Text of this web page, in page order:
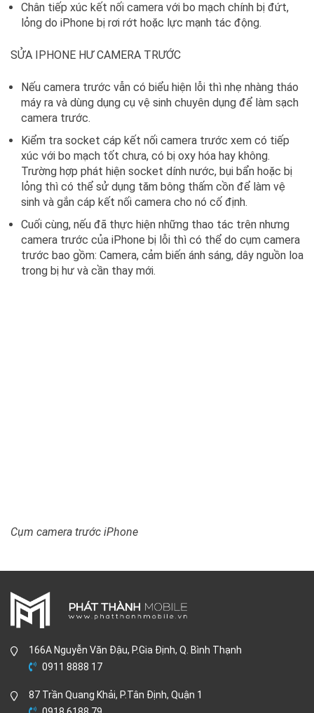
Chân tiếp xúc kết nối camera với bo mạch chính bị đứt,
lỏng do iPhone bị rơi rớt hoặc lực mạnh tác động.
SỬA IPHONE HƯ CAMERA TRƯỚC
Nếu camera trước vẫn có biểu hiện lỗi thì nhẹ nhàng tháo
máy ra và dùng dụng cụ vệ sinh chuyên dụng để làm sạch
camera trước.
Kiểm tra socket cáp kết nối camera trước xem có tiếp
xúc với bo mạch tốt chưa, có bị oxy hóa hay không.
Trường hợp phát hiện socket dính nước, bụi bẩn hoặc bị
lỏng thì có thể sử dụng tăm bông thấm cồn để làm vệ
sinh và gắn cáp kết nối camera cho nó cố định.
Cuối cùng, nếu đã thực hiện những thao tác trên nhưng
camera trước của iPhone bị lỗi thì có thể do cụm camera
trước bao gồm: Camera, cảm biến ánh sáng, dây nguồn loa
trong bị hư và cần thay mới.
Cụm camera trước iPhone
166A Nguyễn Văn Đậu, P.Gia Định, Q. Bình Thạnh
0911 8888 17
87 Trần Quang Khải, P.Tân Định, Quận 1